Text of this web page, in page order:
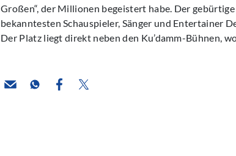
Großen“, der Millionen begeistert habe. Der
bekanntesten Schauspieler, Sänger und Entertainer
Der Platz liegt direkt neben den Ku’damm-Bühnen,